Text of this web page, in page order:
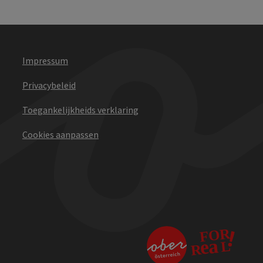
Impressum
Privacybeleid
Toegankelijkheids verklaring
Cookies aanpassen